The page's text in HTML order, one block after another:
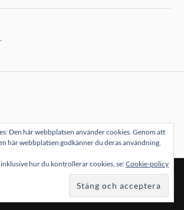
TEMA AVANDERS NORÉN
Den här webbplatsen använder cookies. Genom att
här webbplatsen godkänner du deras användning.
hur du kontrollerar cookies, se:Cookie-policy